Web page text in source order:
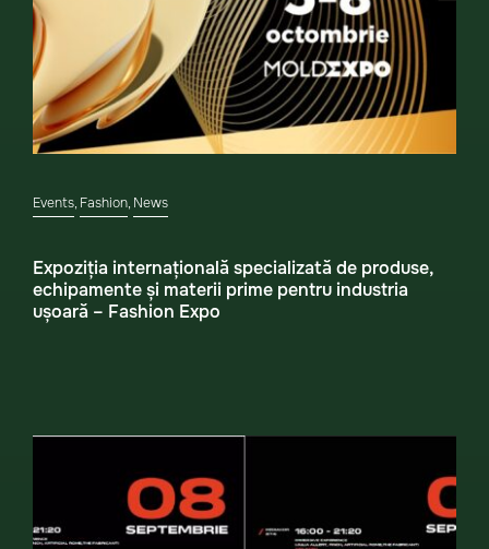
Events, Fashion, News
Expoziția internațională specializată de produse,
echipamente și materii prime pentru industria
ușoară – Fashion Expo